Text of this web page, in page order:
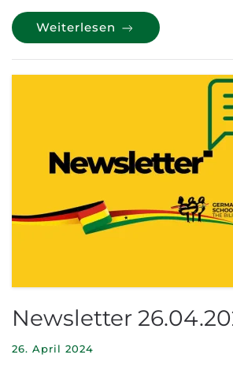
Weiterlesen
Newsletter
26. April 2024